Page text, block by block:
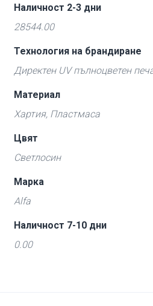
Наличност 2-3 дни
28544.00
Технология на брандиране
Директен UV пълноцветен
Материал
Хартия, Пластмаса
Цвят
Светлосин
Марка
Alfa
Наличност 7-10 дни
0.00